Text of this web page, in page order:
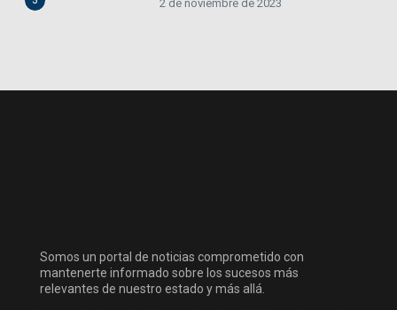
2 de noviembre de 2023
Somos un portal de noticias comprometido con
mantenerte informado sobre los sucesos más
relevantes de nuestro estado y más allá.